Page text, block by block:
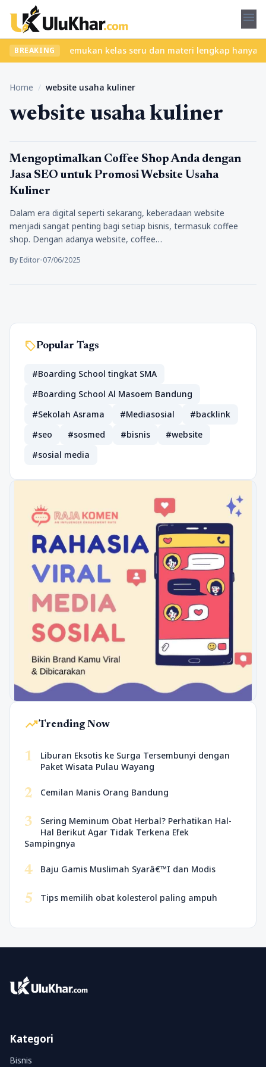
menu
BREAKING
ribet? Temukan kelas seru dan materi lengkap hanya di
Home / website usaha kuliner
website usaha kuliner
Bisnis
Mengoptimalkan Coffee Shop Anda dengan
Jasa SEO untuk Promosi Website Usaha
Kuliner
Dalam era digital seperti sekarang, keberadaan website
menjadi sangat penting bagi setiap bisnis, termasuk coffee
shop. Dengan adanya website, coffee…
By Editor•07/06/2025
sellPopular Tags
#Boarding School tingkat SMA
#Boarding School Al Masoem Bandung
#Sekolah Asrama
#Mediasosial
#backlink
#seo
#sosmed #bisnis
#website
#sosial media
trending_upTrending Now
1
Liburan Eksotis ke Surga Tersembunyi dengan
Paket Wisata Pulau Wayang
2 Cemilan Manis Orang Bandung
3
Sering Meminum Obat Herbal? Perhatikan Hal-
Hal Berikut Agar Tidak Terkena Efek
Sampingnya
4 Baju Gamis Muslimah Syarâ€™I dan Modis
5 Tips memilih obat kolesterol paling ampuh
Kategori
Bisnis